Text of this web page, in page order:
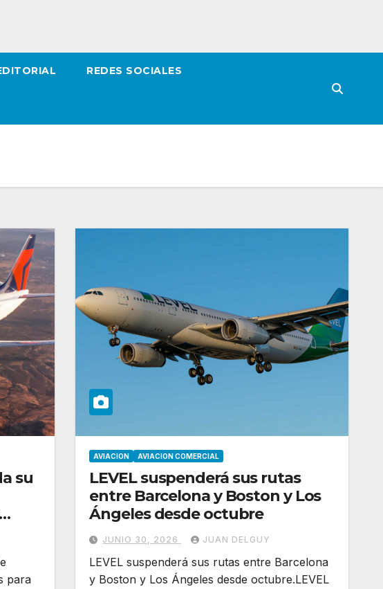
REDES SOCIALES
su
para
AVIACION AVIACION COMERCIAL
LEVEL suspenderá sus rutas
entre Barcelona y Boston y Los
Ángeles desde octubre
JUNIO 30, 2026 JUAN DELGUY
LEVEL suspenderá sus rutas entre Barcelona
y Boston y Los Ángeles desde octubre.LEVEL